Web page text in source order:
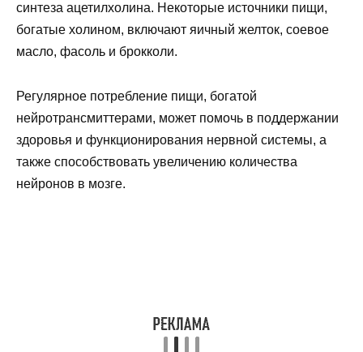
синтеза ацетилхолина. Некоторые источники пищи,
богатые холином, включают яичный желток, соевое
масло, фасоль и брокколи.
Регулярное потребление пищи, богатой
нейротрансмиттерами, может помочь в поддержании
здоровья и функционирования нервной системы, а
также способствовать увеличению количества
нейронов в мозге.